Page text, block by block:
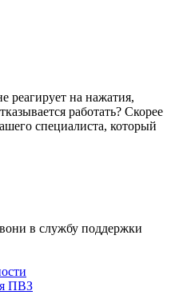
реагирует на нажатия,
работать? Скорее
специалиста, который
в службу поддержки
ПВЗ